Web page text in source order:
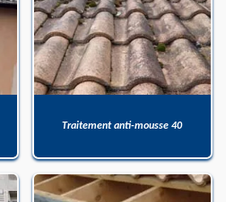
Traitement anti-mousse 40